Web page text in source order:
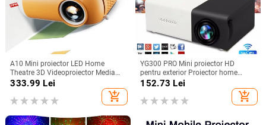
A10 Mini proiector LED Home
Theatre 3D Videoproiector Media
Player Copii Cinema Cadou
Compatibil USB Smart TV BOX
1080P Film HD
333.99 Lei
add_shopping_cart
YG300 PRO Mini proiector HD
pentru exterior Proiector home
theater Mini proiector portabil
YG300 LED pentru copii Proiect
video mobil
152.73 Lei
add_shopping_cart